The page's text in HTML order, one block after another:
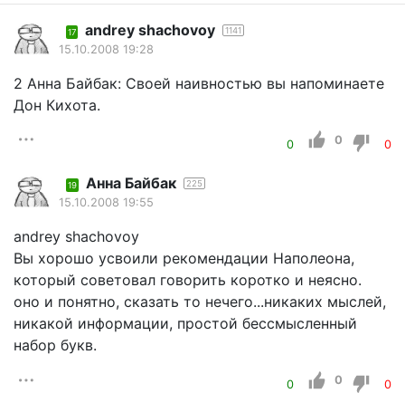
17 andrey shachovoy 1141
15.10.2008 19:28
2 Анна Байбак: Своей наивностью вы напоминаете
Дон Кихота.
0 0 0
19 Анна Байбак 225
15.10.2008 19:55
andrey shachovoy
Вы хорошо усвоили рекомендации Наполеона,
который советовал говорить коротко и неясно.
оно и понятно, сказать то нечего...никаких мыслей,
никакой информации, простой бессмысленный
набор букв.
0 0 0